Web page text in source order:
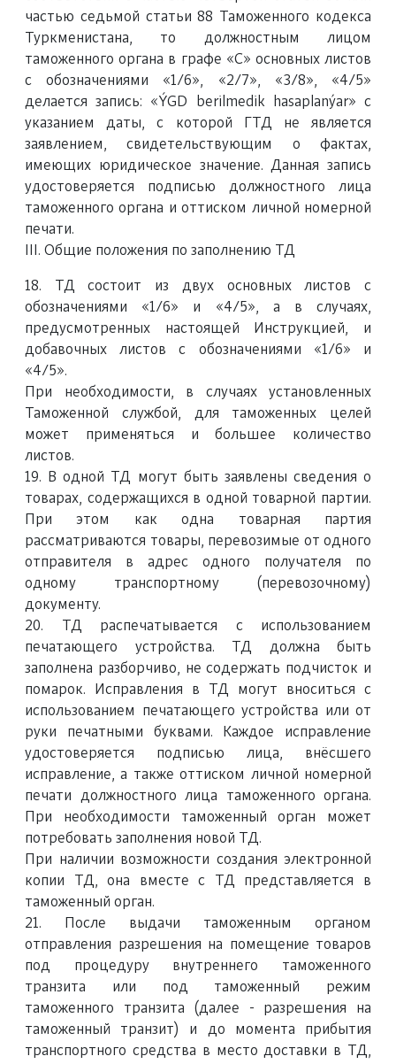
частью седьмой статьи 88 Таможенного кодекса
Туркменистана, то должностным лицом
таможенного органа в графе «С» основных листов
с обозначениями «1/6», «2/7», «3/8», «4/5»
делается запись: «ÝGD berilmedik hasaplanýar» с
указанием даты, с которой ГТД не является
заявлением, свидетельствующим о фактах,
имеющих юридическое значение. Данная запись
удостоверяется подписью должностного лица
таможенного органа и оттиском личной номерной
печати.
III. Общие положения по заполнению ТД
18. ТД состоит из двух основных листов с
обозначениями «1/6» и «4/5», а в случаях,
предусмотренных настоящей Инструкцией, и
добавочных листов с обозначениями «1/6» и
«4/5».
При необходимости, в случаях установленных
Таможенной службой, для таможенных целей
может применяться и большее количество
листов.
19. В одной ТД могут быть заявлены сведения о
товарах, содержащихся в одной товарной партии.
При этом как одна товарная партия
рассматриваются товары, перевозимые от одного
отправителя в адрес одного получателя по
одному транспортному (перевозочному)
документу.
20. ТД распечатывается с использованием
печатающего устройства. ТД должна быть
заполнена разборчиво, не содержать подчисток и
помарок. Исправления в ТД могут вноситься с
использованием печатающего устройства или от
руки печатными буквами. Каждое исправление
удостоверяется подписью лица, внёсшего
исправление, а также оттиском личной номерной
печати должностного лица таможенного органа.
При необходимости таможенный орган может
потребовать заполнения новой ТД.
При наличии возможности создания электронной
копии ТД, она вместе с ТД представляется в
таможенный орган.
21. После выдачи таможенным органом
отправления разрешения на помещение товаров
под процедуру внутреннего таможенного
транзита или под таможенный режим
таможенного транзита (далее - разрешения на
таможенный транзит) и до момента прибытия
транспортного средства в место доставки в ТД,